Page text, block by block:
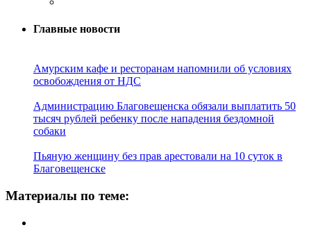
Главные новости
Амурским кафе и ресторанам напомнили об условиях
освобождения от НДС
Администрацию Благовещенска обязали выплатить 50
тысяч рублей ребенку после нападения бездомной
собаки
Пьяную женщину без прав арестовали на 10 суток в
Благовещенске
Материалы по теме: